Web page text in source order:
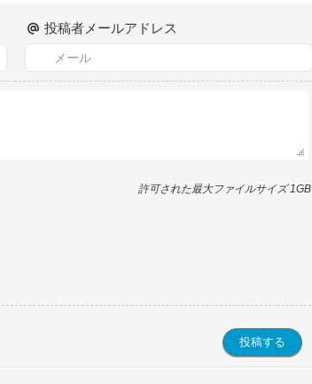
投稿者メールアドレス
許可された最大ファイルサイズ 1GB